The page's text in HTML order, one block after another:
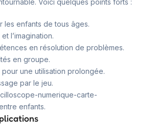
Voici quelques points forts :
les enfants de tous âges.
l’imagination.
en résolution de problèmes.
en groupe.
une utilisation prolongée.
par le jeu.
numerique-carte-
enfants.